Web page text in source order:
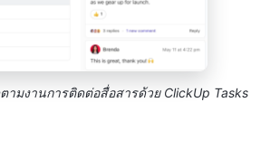
ามงานการติดต่อสื่อสารด้วย ClickUp Tasks